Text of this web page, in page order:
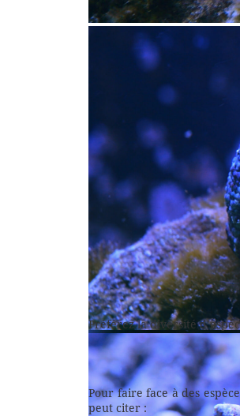
Astrea
Tectus
Préférez la diversité
Pour faire face à des
peut citer :